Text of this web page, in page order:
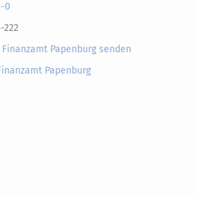
0
222
Papenburg senden
Papenburg